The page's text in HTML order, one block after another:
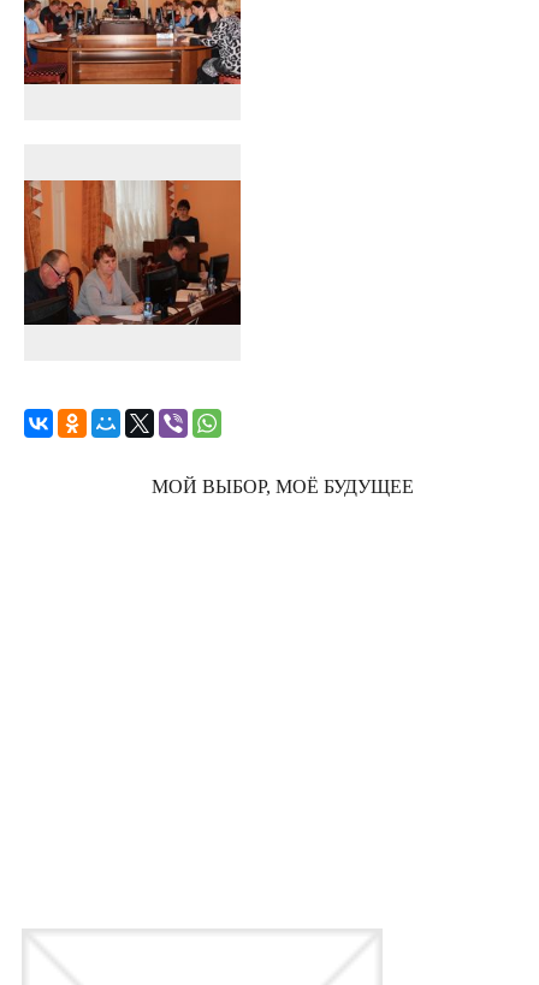
МОЙ ВЫБОР, МОЁ БУДУЩЕЕ